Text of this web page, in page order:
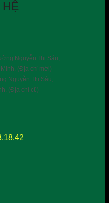
HỆ
Nguyễn Thị Sáu,
(Địa chỉ mới)
Nguyễn Thị Sáu,
(Địa chỉ cũ)